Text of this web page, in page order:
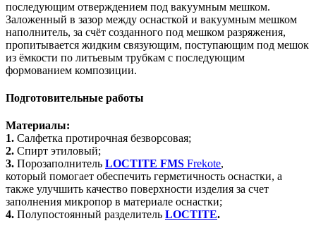
последующим отверждением под вакуумным мешком.
Заложенный в зазор между оснасткой и вакуумным мешком
наполнитель, за счёт созданного под мешком разряжения,
пропитывается жидким связующим, поступающим под мешок
из ёмкости по литьевым трубкам с последующим
формованием композиции.
Подготовительные работы
Материалы:
1. Салфетка протирочная безворсовая;
2. Спирт этиловый;
3. Порозаполнитель LOCTITE FMS Frekote,
который помогает обеспечить герметичность оснастки, а
также улучшить качество поверхности изделия за счет
заполнения микропор в материале оснастки;
4. Полупостоянный разделитель LOCTITE.